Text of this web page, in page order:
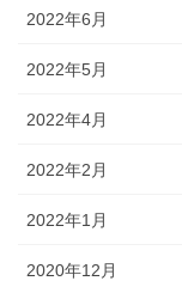
2022年6月
2022年5月
2022年4月
2022年2月
2022年1月
2020年12月